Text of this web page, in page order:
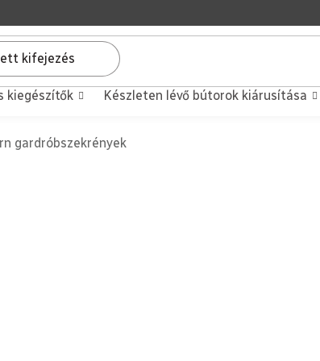
kiegészítők Készleten lévő bútorok kiárusítása
gardróbszekrények